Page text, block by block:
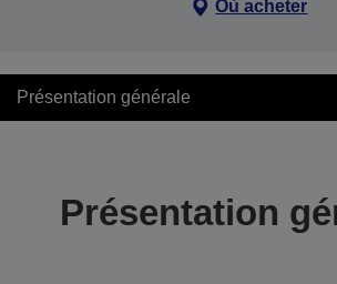
Où acheter
Présentation générale
Présentation